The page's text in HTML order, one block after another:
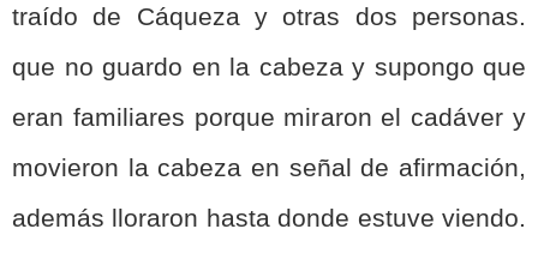
traído de Cáqueza y otras dos personas.
que no guardo en la cabeza y supongo que
eran familiares porque miraron el cadáver y
movieron la cabeza en señal de afirmación,
además lloraron hasta donde estuve viendo.